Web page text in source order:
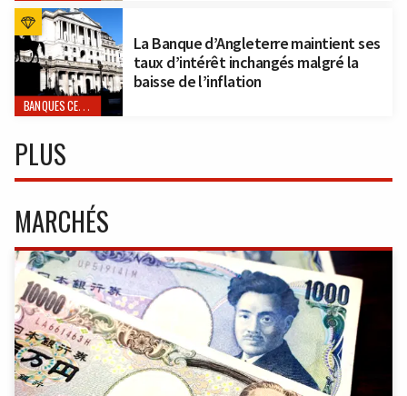
BANQUES CENTRALES
La Banque d’Angleterre maintient ses
taux d’intérêt inchangés malgré la
baisse de l’inflation
PLUS
MARCHÉS